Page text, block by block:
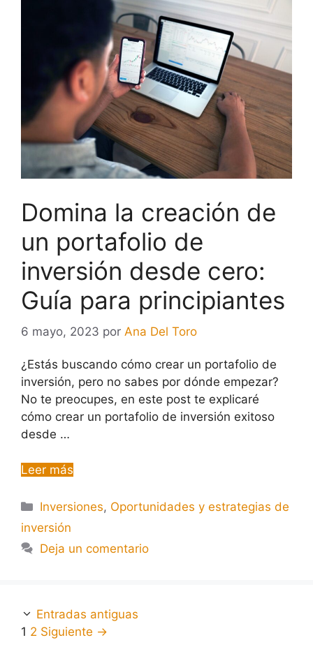
Domina la creación de
un portafolio de
inversión desde cero:
Guía para principiantes
6 mayo, 2023 por Ana Del Toro
¿Estás buscando cómo crear un portafolio de
inversión, pero no sabes por dónde empezar?
No te preocupes, en este post te explicaré
cómo crear un portafolio de inversión exitoso
desde …
Leer más
Inversiones, Oportunidades y estrategias de
inversión
Deja un comentario
Entradas antiguas
1 2 Siguiente →